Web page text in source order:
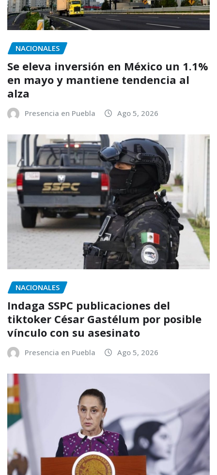
NACIONALES
Se eleva inversión en México un 1.1%
en mayo y mantiene tendencia al
alza
Presencia en Puebla Ago 5, 2026
NACIONALES
Indaga SSPC publicaciones del
tiktoker César Gastélum por posible
vínculo con su asesinato
Presencia en Puebla Ago 5, 2026